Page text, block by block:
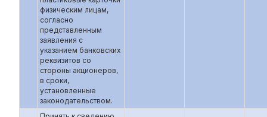
физическим лицам,
согласно
представленным
заявления с
указанием банковских
реквизитов со
стороны акционеров,
в сроки,
установленные
законодательством.